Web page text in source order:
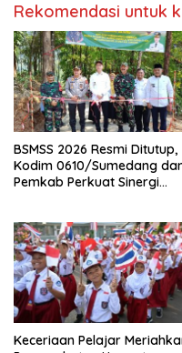
Rekomendasi untuk
BSMSS 2026 Resmi Ditutup,
Kodim 0610/Sumedang
Pemkab Perkuat Sinergi
Keceriaan Pelajar